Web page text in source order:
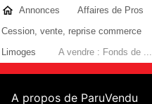
Annonces Affaires de Pros
Cession, vente, reprise commerce
Limoges
A vendre : Fonds de ...
A propos de ParuVendu